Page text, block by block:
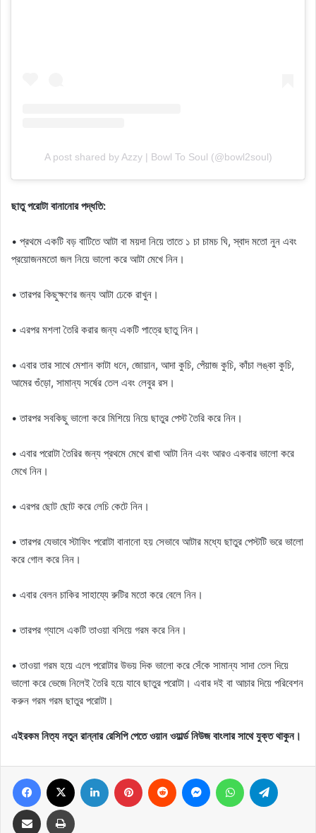
A post shared by Azzy | Bowl To Soul (@bowl2soul)
ছাতু পরোটা বানানোর পদ্ধতি:
• প্রথমে একটি বড় বাটিতে আটা বা ময়দা নিয়ে তাতে ১ চা চামচ ঘি, স্বাদ মতো নুন এবং
প্রয়োজনমতো জল নিয়ে ভালো করে আটা মেখে নিন।
• তারপর কিছুক্ষণের জন্য আটা ঢেকে রাখুন।
• এরপর মশলা তৈরি করার জন্য একটি পাত্রে ছাতু নিন।
• এবার তার সাথে মেশান কাটা ধনে, জোয়ান, আদা কুচি, পেঁয়াজ কুচি, কাঁচা লঙ্কা কুচি,
আমের গুঁড়ো, সামান্য সর্ষের তেল এবং লেবুর রস।
• তারপর সবকিছু ভালো করে মিশিয়ে নিয়ে ছাতুর পেস্ট তৈরি করে নিন।
• এবার পরোটা তৈরির জন্য প্রথমে মেখে রাখা আটা নিন এবং আরও একবার ভালো করে
মেখে নিন।
• এরপর ছোট ছোট করে লেচি কেটে নিন।
• তারপর যেভাবে স্টাফিং পরোটা বানানো হয় সেভাবে আটার মধ্যে ছাতুর পেস্টটি ভরে ভালো
করে গোল করে নিন।
• এবার বেলন চাকির সাহায্যে রুটির মতো করে বেলে নিন।
• তারপর গ্যাসে একটি তাওয়া বসিয়ে গরম করে নিন।
• তাওয়া গরম হয়ে এলে পরোটার উভয় দিক ভালো করে সেঁকে সামান্য সাদা তেল দিয়ে
ভালো করে ভেজে নিলেই তৈরি হয়ে যাবে ছাতুর পরোটা। এবার দই বা আচার দিয়ে পরিবেশন
করুন গরম গরম ছাতুর পরোটা।
এইরকম নিত্য নতুন রান্নার রেসিপি পেতে ওয়ান ওয়ার্ল্ড নিউজ বাংলার সাথে যুক্ত থাকুন।